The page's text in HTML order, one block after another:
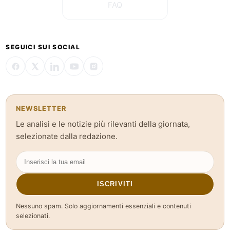
FAQ
SEGUICI SUI SOCIAL
NEWSLETTER
Le analisi e le notizie più rilevanti della giornata,
selezionate dalla redazione.
ISCRIVITI
Nessuno spam. Solo aggiornamenti essenziali e contenuti
selezionati.